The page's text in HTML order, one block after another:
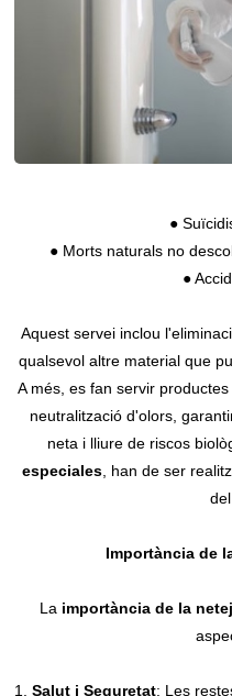
●
● Morts naturals no
●
Aquest servei inclou
qualsevol altre material que
A més, es fan servir
neutralització d'olors,
neta i lliure de riscos
especiales, han de ser
Importància de
La importància de la
1.Salut i Seguretat: Les